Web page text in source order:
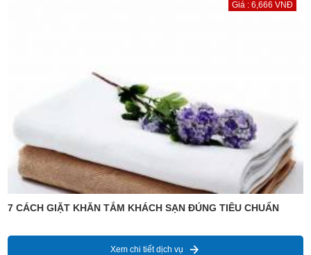
Giá : 6,666 VNĐ
7 CÁCH GIẶT KHĂN TẮM KHÁCH SẠN ĐÚNG TIÊU CHUẨN
Xem chi tiết dịch vụ